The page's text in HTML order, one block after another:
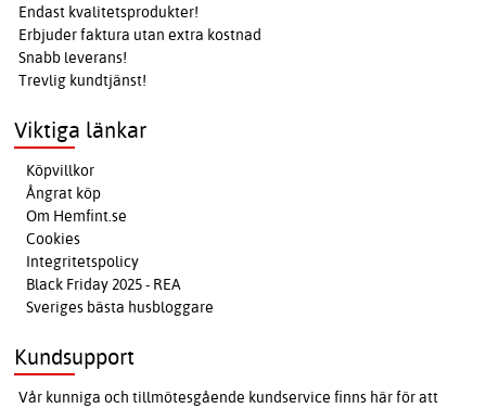
Endast kvalitetsprodukter!
Erbjuder faktura utan extra kostnad
Snabb leverans!
Trevlig kundtjänst!
Viktiga länkar
Köpvillkor
Ångrat köp
Om Hemfint.se
Cookies
Integritetspolicy
Black Friday 2025 - REA
Sveriges bästa husbloggare
Kundsupport
Vår kunniga och tillmötesgående kundservice finns här för att